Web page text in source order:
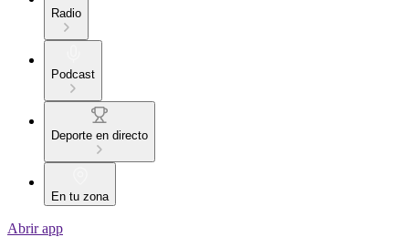
Radio
Podcast
Deporte en directo
En tu zona
Abrir app